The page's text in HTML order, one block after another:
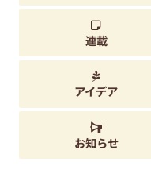
連載
アイデア
お知らせ